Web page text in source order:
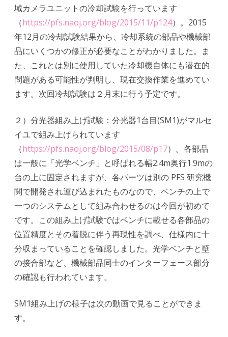
域カメラユニットの冷却試験を行っています
（https://pfs.naoj.org/blog/2015/11/p124）。2015
年12月の冷却試験結果から、冷却系統の部品や機械部
品にいくつかの修正が必要なことがわかりました。ま
た、これとは別に使用していた冷却機自体にも潜在的
問題がある可能性が判明し、現在交換作業を進めてい
ます。次回冷却試験は２月末に行う予定です。
２）分光器組み上げ試験：分光器1台目(SM1)がマルセ
イユで組み上げられています
（https://pfs.naoj.org/blog/2015/08/p17）。各部品
は一般に「光学ベンチ」と呼ばれる幅2.4m奥行1.9mの
台の上に固定されますが、各パーツは別の PFS 研究機
関で開発され運び込まれたものなので、ベンチの上で
一つのシステムとして組み合わせるのは今回が初めて
です。この組み上げ試験ではベンチに載せる各部品の
位置精度とその着脱に伴う再現性を調べ、仕様内に十
分収まっていることを確認しました。光学ベンチと壁
の接合部など、機械部品同士のインターフェース部分
の確認も行われています。
SM1組み上げの様子は次の動画で見ることができま
す。